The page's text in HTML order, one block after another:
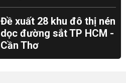
Đề xuất 28 khu đô thị nén
dọc đường sắt TP HCM -
Cần Thơ